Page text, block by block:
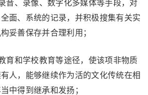
音、录像、数字化多媒体等手段，对
面、系统的记录，并积极搜集有关实
妥善保存并合理利用；
育和学校教育等途径，使该项非物质
人，能够继续作为活的文化传统在相
中得到继承和发扬；